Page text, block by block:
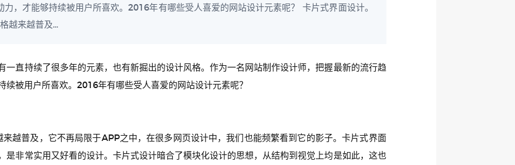
，才能够持续被用户所喜欢。2016年有哪些受人喜爱的网站设计元素呢？ 卡片式界面设计。
越来越普及...
一直持续了很多年的元素，也有新掘出的设计风格。作为一名网站制作设计师，把握最新的流行趋
被用户所喜欢。2016年有哪些受人喜爱的网站设计元素呢？
越普及，它不再局限于APP之中，在很多网页设计中，我们也能频繁看到它的影子。卡片式界面
是非常实用又好看的设计。卡片式设计暗合了模块化设计的思想，从结构到视觉上均是如此，这也